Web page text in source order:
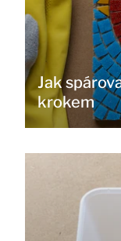
Jak
krokem